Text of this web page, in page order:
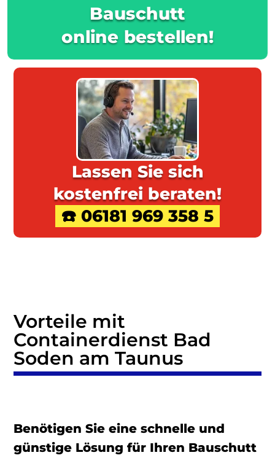
Bauschutt
online bestellen!
Lassen Sie sich
kostenfrei beraten!
☎️ 06181 969 358 5
Vorteile mit
Containerdienst Bad
Soden am Taunus
Benötigen Sie eine schnelle und
günstige Lösung für Ihren Bauschutt